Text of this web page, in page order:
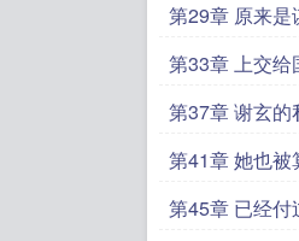
第29章 原来是
第33章 上交给
第37章 谢玄的
第41章 她也被
第45章 已经付